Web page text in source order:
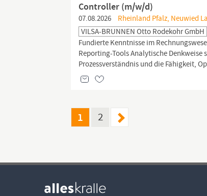
Controller (m/w/d)
07.08.2026
Rheinland Pfalz, Neuwied
VILSA-BRUNNEN Otto Rodekohr GmbH
Fundierte Kenntnisse im
Reporting-Tools Analytische
Prozessverständnis und die Fähigkeit,
1 2